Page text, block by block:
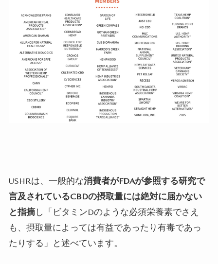
USHRは、一般的な消費者がFDAが参照する研究で
言及されているCBDの摂取量には絶対に届かない
と指摘し「ビタミンDのような必須栄養素でさえ
も、摂取量によっては有益であったり有毒であっ
たりする」と述べています。